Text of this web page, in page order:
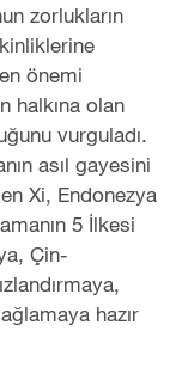
zorlukların
önemi
halkına olan
vurguladı.
asıl gayesini
Xi, Endonezya
5 İlkesi
Çin-
hazır